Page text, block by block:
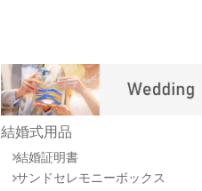
結婚式用品
結婚証明書
サンドセレモニーボックス